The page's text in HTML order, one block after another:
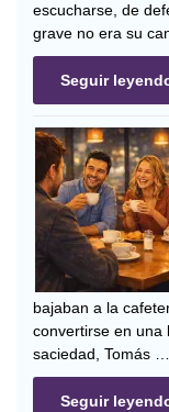
escucharse, de
grave no era su
Seguir
bajaban a la
convertirse en una
saciedad, Tomás …
Seguir